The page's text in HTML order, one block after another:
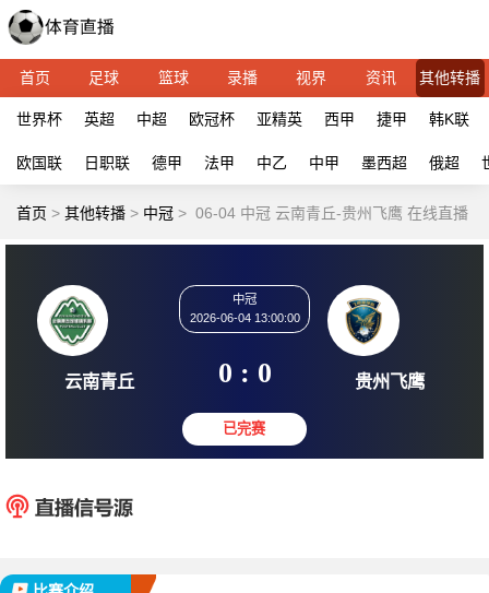
首页 足球 篮球 录播 视界 资讯 其他转播
世界杯 英超 中超 欧冠杯 亚精英 西甲 捷甲 韩K联
欧国联 日职联 德甲 法甲 中乙 中甲 墨西超 俄超
首页 > 其他转播 > 中冠 > 06-04 中冠 云南青丘-贵州飞鹰 在线直播
云南青丘
2026-06-04 13:00:00
0 : 0 贵州